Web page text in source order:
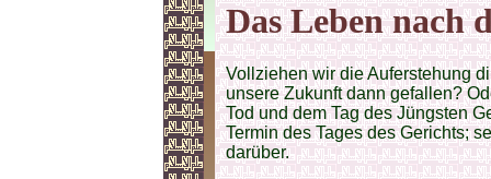
Das Leben nach
Vollziehen wir die Auferstehung
unsere Zukunft dann gefallen?
Tod und dem Tag des Jüngsten
Termin des Tages des Gerichts;
darüber.